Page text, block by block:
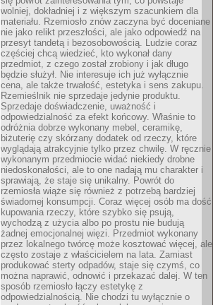
wolniej, dokładniej i z większym szacunkiem dla
materiału. Rzemiosło znów zaczyna być doceniane
nie jako relikt przeszłości, ale jako odpowiedź na
przesyt tandetą i bezosobowością. Ludzie coraz
częściej chcą wiedzieć, kto wykonał dany
przedmiot, z czego został zrobiony i jak długo
będzie służył. Nie interesuje ich już wyłącznie
cena, ale także trwałość, estetyka i sens zakupu.
Rzemieślnik nie sprzedaje jedynie produktu.
Sprzedaje doświadczenie, uważność i
odpowiedzialność za efekt końcowy. Właśnie to
odróżnia dobrze wykonany mebel, ceramikę,
biżuterię czy skórzany dodatek od rzeczy, które
wyglądają atrakcyjnie tylko przez chwilę. W ręcznie
wykonanym przedmiocie widać niekiedy drobne
niedoskonałości, ale to one nadają mu charakter i
sprawiają, że staje się unikalny. Powrót do
rzemiosła wiąże się również z potrzebą bardziej
świadomej konsumpcji. Coraz więcej osób ma dość
kupowania rzeczy, które szybko się psują,
wychodzą z użycia albo po prostu nie budują
żadnej emocjonalnej więzi. Przedmiot wykonany
przez lokalnego twórcę może kosztować więcej, ale
często zostaje z właścicielem na lata. Zamiast
produkować sterty odpadów, staje się czymś, co
można naprawić, odnowić i przekazać dalej. W ten
sposób rzemiosło łączy estetykę z
odpowiedzialnością. Nie chodzi tu wyłącznie o